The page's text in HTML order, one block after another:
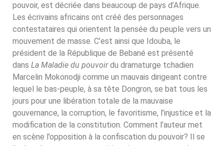
pouvoir, est décriée dans beaucoup de pays d’Afrique.
Les écrivains africains ont créé des personnages
contestataires qui orientent la pensée du peuple vers un
mouvement de masse. C’est ainsi que Idouba, le
président de la République de Bebané est présenté
dans La Maladie du pouvoirdu dramaturge tchadien
Marcelin Mokonodji comme un mauvais dirigeant contre
lequel le bas-peuple, à sa tête Dongron, se bat tous les
jours pour une libération totale de la mauvaise
gouvernance, la corruption, le favoritisme, l’injustice et la
modification de la constitution. Comment l’auteur met
en scène l’opposition à la confiscation du pouvoir? Il se